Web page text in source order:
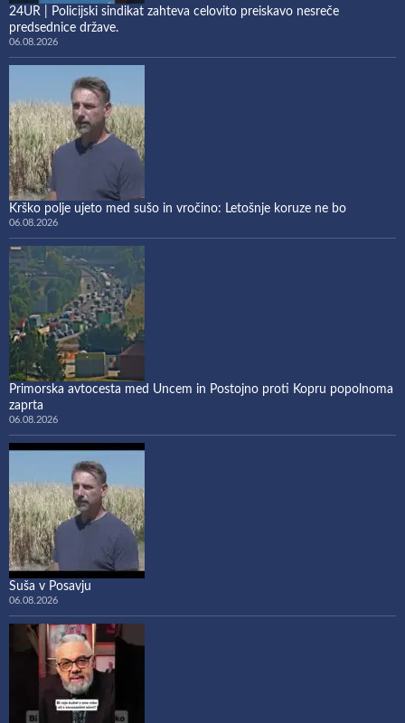
24UR | Policijski sindikat zahteva celovito preiskavo nesreče
predsednice države.
06.08.2026
Krško polje ujeto med sušo in vročino: Letošnje koruze ne bo
06.08.2026
Primorska avtocesta med Uncem in Postojno proti Kopru popolnoma
zaprta
06.08.2026
Suša v Posavju
06.08.2026